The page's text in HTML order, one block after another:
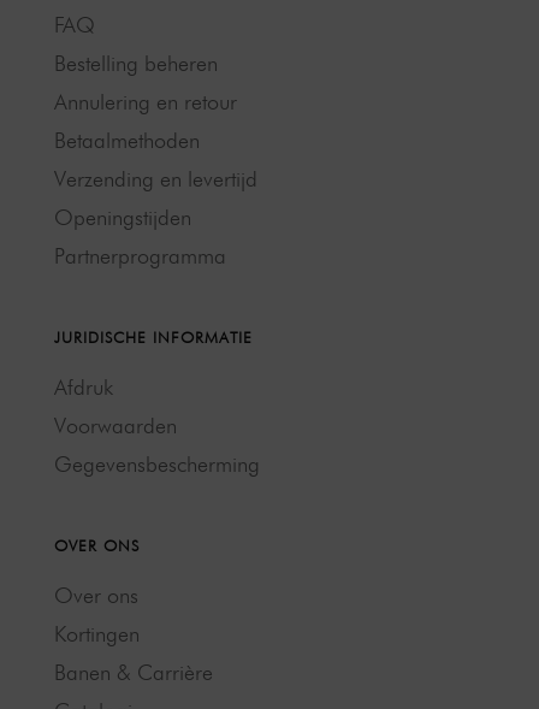
FAQ
Bestelling beheren
Annulering en retour
Betaalmethoden
Verzending en levertijd
Openingstijden
Partnerprogramma
JURIDISCHE INFORMATIE
Afdruk
Voorwaarden
Gegevensbescherming
OVER ONS
Over ons
Kortingen
Banen & Carrière